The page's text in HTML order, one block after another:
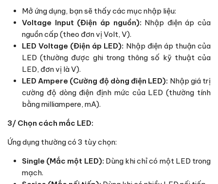
Mở ứng dụng, bạn sẽ thấy các mục nhập liệu:
Voltage Input (Điện áp nguồn): Nhập điện áp của
nguồn cấp (theo đơn vị Volt, V).
LED Voltage (Điện áp LED): Nhập điện áp thuận của
LED (thường được ghi trong thông số kỹ thuật của
LED, đơn vị là V).
LED Ampere (Cường độ dòng điện LED): Nhập giá trị
cường độ dòng điện định mức của LED (thường tính
bằng milliampere, mA).
3/ Chọn cách mắc LED:
Ứng dụng thường có 3 tùy chọn:
Single (Mắc một LED): Dùng khi chỉ có một LED trong
mạch.